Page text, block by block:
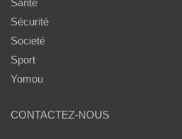
Santé
Sécurité
Societé
Sport
Yomou
CONTACTEZ-NOUS